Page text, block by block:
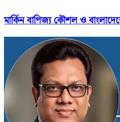
মার্কিন বাণিজ্য কৌশল ও